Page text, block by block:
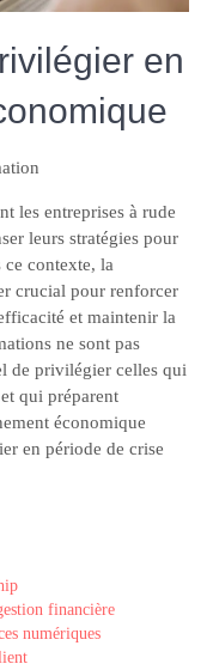
en
les entreprises à rude
leurs stratégies pour
ce contexte, la
crucial pour renforcer
et maintenir la
ne sont pas
de privilégier celles qui
qui préparent
économique
en période de crise
financière
numériques